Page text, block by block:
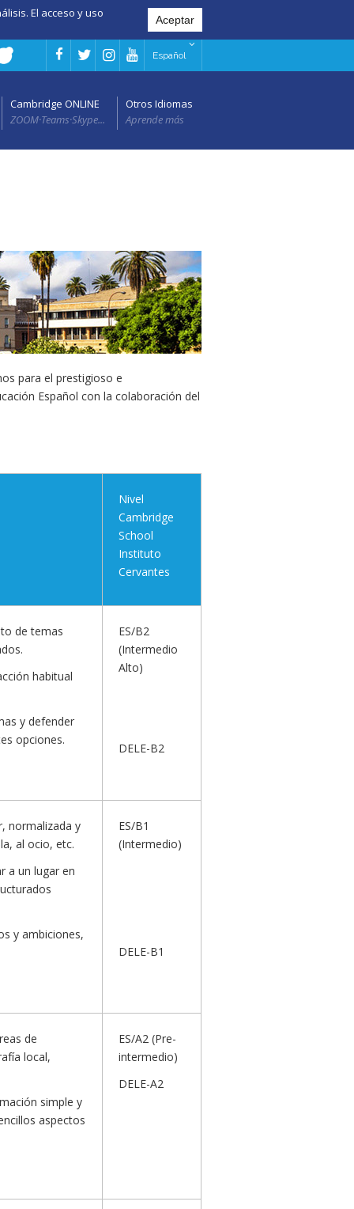
El acceso y uso
Español
Cambridge ONLINE
ZOOM·Teams·Skype...
Otros Idiomas
Aprende más
para el prestigioso e
Español con la colaboración del
Nivel
Cambridge
School
Instituto
Cervantes
de temas
habitual
y defender
opciones.
ES/B2
(Intermedio
Alto)
DELE-B2
normalizada y
al ocio, etc.
a un lugar en
y ambiciones,
ES/B1
(Intermedio)
DELE-B1
de
local,
simple y
aspectos
ES/A2 (Pre-
intermedio)
DELE-A2